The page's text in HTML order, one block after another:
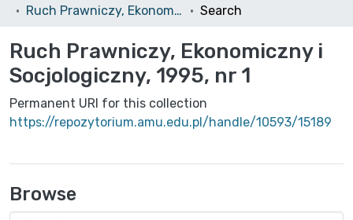
Ruch Prawniczy, Ekonomiczny i Socjologiczny, 1995, nr 1
Search
Ruch Prawniczy, Ekonomiczny i
Socjologiczny, 1995, nr 1
Permanent URI for this collection
https://repozytorium.amu.edu.pl/handle/10593/15189
Browse